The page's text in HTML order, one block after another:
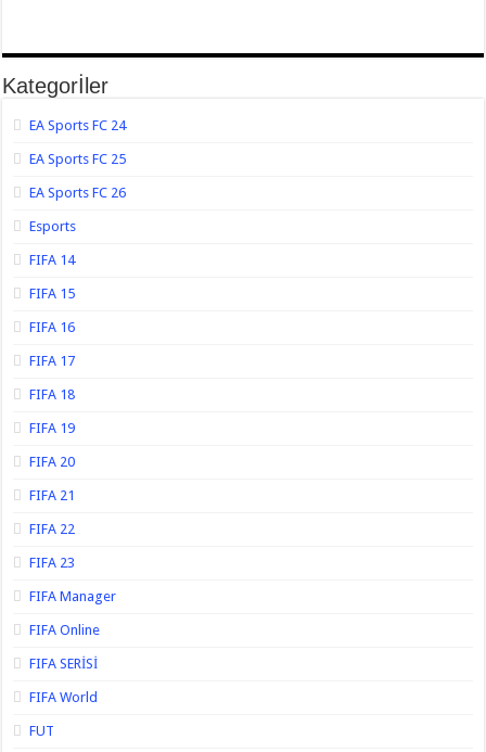
Kategorİler
EA Sports FC 24
EA Sports FC 25
EA Sports FC 26
Esports
FIFA 14
FIFA 15
FIFA 16
FIFA 17
FIFA 18
FIFA 19
FIFA 20
FIFA 21
FIFA 22
FIFA 23
FIFA Manager
FIFA Online
FIFA SERİSİ
FIFA World
FUT